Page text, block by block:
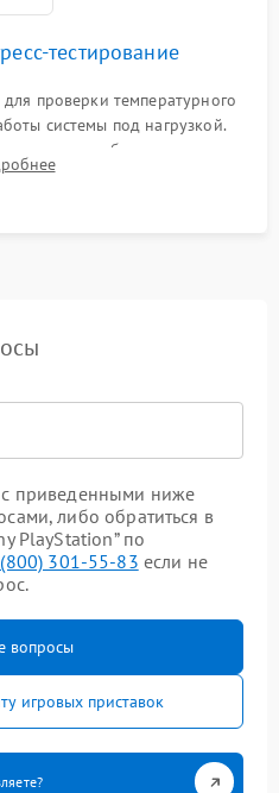
тестирование
проверки температурного
системы под нагрузкой.
беспроводных
и выдачи изображения без
приведенными ниже
либо обратиться в
PlayStation” по
301-55-83 если не
вопросы
игровых приставок